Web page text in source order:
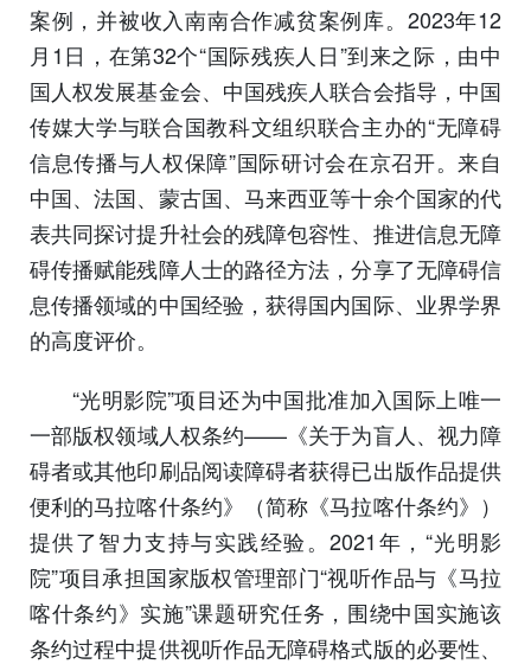
案例，并被收入南南合作减贫案例库。2023年12
月1日，在第32个“国际残疾人日”到来之际，由中
国人权发展基金会、中国残疾人联合会指导，中国
传媒大学与联合国教科文组织联合主办的“无障碍
信息传播与人权保障”国际研讨会在京召开。来自
中国、法国、蒙古国、马来西亚等十余个国家的代
表共同探讨提升社会的残障包容性、推进信息无障
碍传播赋能残障人士的路径方法，分享了无障碍信
息传播领域的中国经验，获得国内国际、业界学界
的高度评价。
“光明影院”项目还为中国批准加入国际上唯一
一部版权领域人权条约——《关于为盲人、视力障
碍者或其他印刷品阅读障碍者获得已出版作品提供
便利的马拉喀什条约》（简称《马拉喀什条约》）
提供了智力支持与实践经验。2021年，“光明影
院”项目承担国家版权管理部门“视听作品与《马拉
喀什条约》实施”课题研究任务，围绕中国实施该
条约过程中提供视听作品无障碍格式版的必要性、